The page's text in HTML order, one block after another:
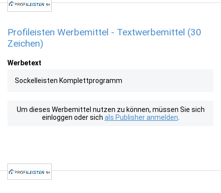
Profileisten Werbemittel - Textwerbemittel (30
Zeichen)
Werbetext
Sockelleisten Komplettprogramm
Um dieses Werbemittel nutzen zu können, müssen Sie sich
einloggen oder sich als Publisher anmelden